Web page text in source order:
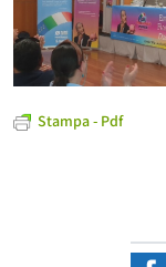
Stampa - Pdf